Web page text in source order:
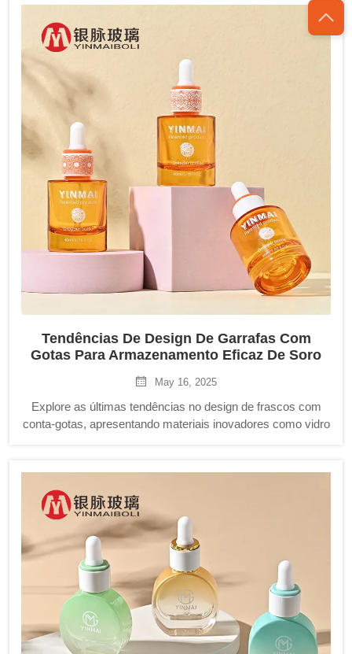
personalizáveis, soluções de armazenamento vertical e
alternativas ecológicas para melhorar a eficiência do salão e
a imagem da marca.
Tendências De Design De Garrafas Com
Gotas Para Armazenamento Eficaz De Soro
May 16, 2025
Explore as últimas tendências no design de frascos com
conta-gotas, apresentando materiais inovadores como vidro
pele. Descubra como o apelo estético e a funcionalidade
podem elevar sua marca.